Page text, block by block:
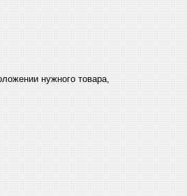
нужного товара,